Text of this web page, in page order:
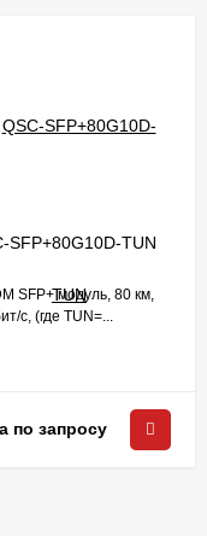
SFP+80G10D-TUN
SFP+ модуль, 80 км,
c, (где TUN=...
по запросу